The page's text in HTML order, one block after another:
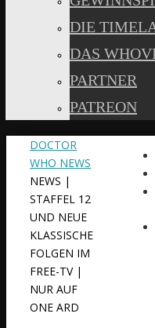
DIE
DAS
PARTNER
PATREON
START
DOCTOR
WHO NEWS
NEWS |
STAFFEL 12
UND NEUE
KLASSISCHE
FOLGEN IM
FREE-TV |
NUR AUF
ONE ARD